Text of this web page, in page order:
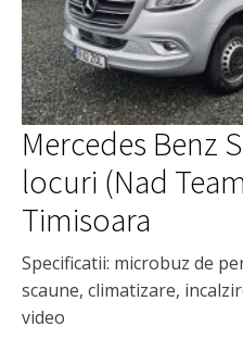
Mercedes Benz
locuri (Nad
Timisoara
Specificatii: microbuz de
scaune, climatizare,
video